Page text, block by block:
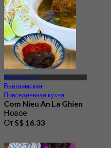
MRT Максвелл
Вьетнамская
Повседневная кухня
Com Nieu An La Ghien
Новое
От S$ 16.33